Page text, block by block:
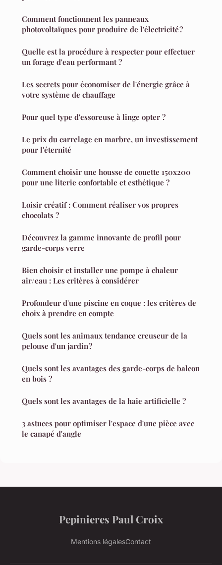
Comment fonctionnent les panneaux
photovoltaïques pour produire de l'électricité ?
Quelle est la procédure à respecter pour effectuer
un forage d'eau performant ?
Les secrets pour économiser de l'énergie grâce à
votre système de chauffage
Pour quel type d'essoreuse à linge opter ?
Le prix du carrelage en marbre, un investissement
pour l'éternité
Comment choisir une housse de couette 150x200
pour une literie confortable et esthétique ?
Loisir créatif : Comment réaliser vos propres
chocolats ?
Découvrez la gamme innovante de profil pour
garde-corps verre
Bien choisir et installer une pompe à chaleur
air/eau : Les critères à considérer
Profondeur d'une piscine en coque : les critères de
choix à prendre en compte
Quels sont les animaux tendance creuseur de la
pelouse d'un jardin ?
Quels sont les avantages des garde-corps de balcon
en bois ?
Quels sont les avantages de la haie artificielle ?
3 astuces pour optimiser l'espace d'une pièce avec
le canapé d'angle
Pepinieres Paul Croix
Mentions légalesContact